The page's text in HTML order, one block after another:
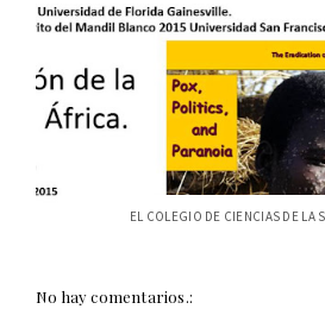
EL COLEGIO DE CIENCIAS DE LA
No hay comentarios.: